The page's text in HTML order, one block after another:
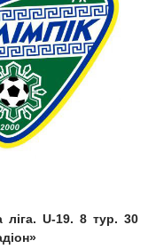
U-19. 8 тур. 30